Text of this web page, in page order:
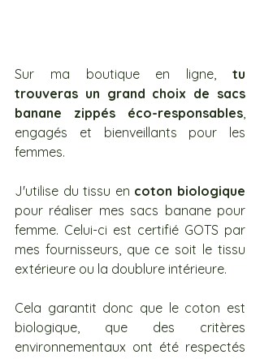
Sur ma boutique en ligne, tu
trouveras un grand choix de sacs
banane zippés éco-responsables
engagés et bienveillants pour les
femmes.
J'utilise du tissu en coton biologique
pour réaliser mes sacs banane pour
femme. Celui-ci est certifié GOTS par
mes fournisseurs, que ce soit le tissu
extérieure ou la doublure intérieure.
Cela garantit donc que le coton est
biologique, que des critères
environnementaux ont été respectés